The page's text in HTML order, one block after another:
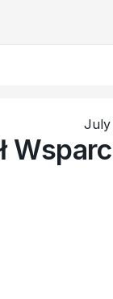
July